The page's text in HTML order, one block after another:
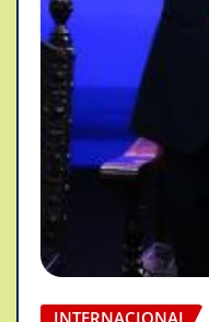
INTERNACIONAL